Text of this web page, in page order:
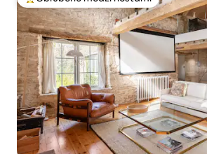
Najobľúbenejšie medzi hosťami